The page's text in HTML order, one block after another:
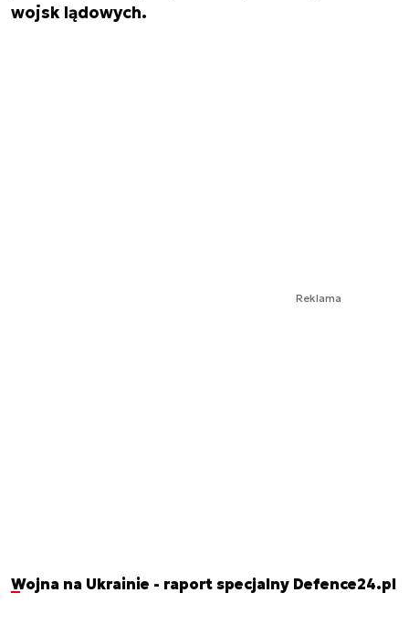
wojsk lądowych.
Reklama
Wojna na Ukrainie - raport specjalny Defence24.pl